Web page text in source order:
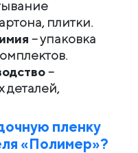
плитки.
– упаковка
–
деталей,
пленку
«Полимер»?